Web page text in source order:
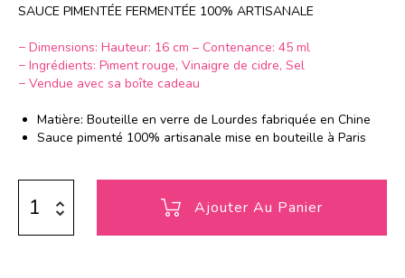
SAUCE PIMENTÉE FERMENTÉE 100% ARTISANALE
− Dimensions: Hauteur: 16 cm – Contenance: 45 ml
− Ingrédients: Piment rouge, Vinaigre de cidre, Sel
− Vendue avec sa boîte cadeau
Matière: Bouteille en verre de Lourdes fabriquée en Chine
Sauce pimenté 100% artisanale mise en bouteille à Paris
Ajouter Au Panier